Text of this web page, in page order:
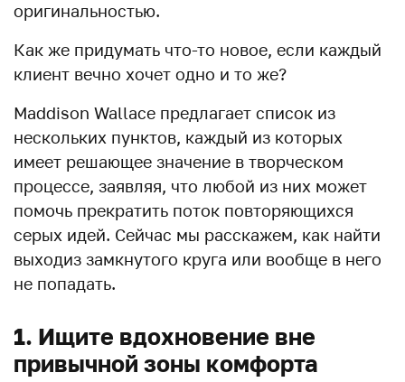
оригинальностью.
Как же придумать что-то новое, если каждый
клиент вечно хочет одно и то же?
Maddison Wallace предлагает список из
нескольких пунктов, каждый из которых
имеет решающее значение в творческом
процессе, заявляя, что любой из них может
помочь прекратить поток повторяющихся
серых идей. Сейчас мы расскажем, как найти
выходиз замкнутого круга или вообще в него
не попадать.
1. Ищите вдохновение вне
привычной зоны комфорта